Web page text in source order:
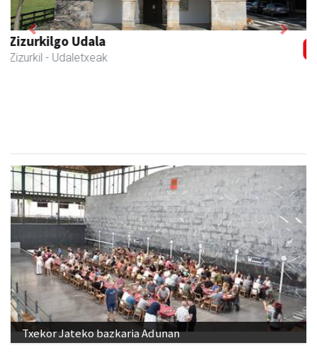
Previous Next
Txekor Jateko bazkaria Adunan